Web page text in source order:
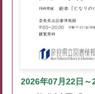
2026年07月22日～